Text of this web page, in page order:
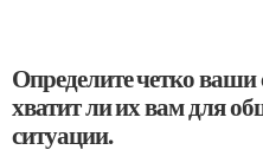
Определите четко
хватит ли их вам для
ситуации.